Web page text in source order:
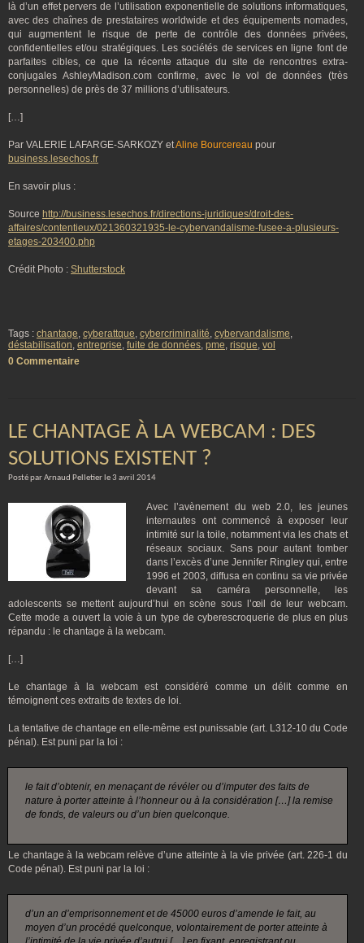
là d’un effet pervers de l’utilisation exponentielle de solutions informatiques,
avec des chaînes de prestataires worldwide et des équipements nomades,
qui augmentent le risque de perte de contrôle des données privées,
confidentielles et/ou stratégiques. Les sociétés de services en ligne font de
parfaites cibles, ce que la récente attaque du site de rencontres extra-
conjugales AshleyMadison.com confirme, avec le vol de données (très
personnelles) de près de 37 millions d’utilisateurs.
[…]
Par VALERIE LAFARGE-SARKOZY etAline Bourcereau pour
business.lesechos.fr
En savoir plus :
Source http://business.lesechos.fr/directions-juridiques/droit-des-
affaires/contentieux/021360321935-le-cybervandalisme-fusee-a-plusieurs-
etages-203400.php
Crédit Photo : Shutterstock
Tags : chantage, cyberattque, cybercriminalité, cybervandalisme,
déstabilisation, entreprise, fuite de données, pme, risque, vol
0 Commentaire
LE CHANTAGE À LA WEBCAM : DES
SOLUTIONS EXISTENT ?
Posté par Arnaud Pelletier le 3 avril 2014
Avec l’avènement du web 2.0, les jeunes
internautes ont commencé à exposer leur
intimité sur la toile, notamment via les chats et
réseaux sociaux. Sans pour autant tomber
dans l’excès d’une Jennifer Ringley qui, entre
1996 et 2003, diffusa en continu sa vie privée
devant sa caméra personnelle, les
adolescents se mettent aujourd’hui en scène sous l’œil de leur webcam.
Cette mode a ouvert la voie à un type de cyberescroquerie de plus en plus
répandu : le chantage à la webcam.
[…]
Le chantage à la webcam est considéré comme un délit comme en
témoignent ces extraits de textes de loi.
La tentative de chantage en elle-même est punissable (art. L312-10 du Code
pénal). Est puni par la loi :
le fait d’obtenir, en menaçant de révéler ou d’imputer des faits de
nature à porter atteinte à l’honneur ou à la considération […] la remise
de fonds, de valeurs ou d’un bien quelconque.
Le chantage à la webcam relève d’une atteinte à la vie privée (art. 226-1 du
Code pénal). Est puni par la loi :
d’un an d’emprisonnement et de 45000 euros d’amende le fait, au
moyen d’un procédé quelconque, volontairement de porter atteinte à